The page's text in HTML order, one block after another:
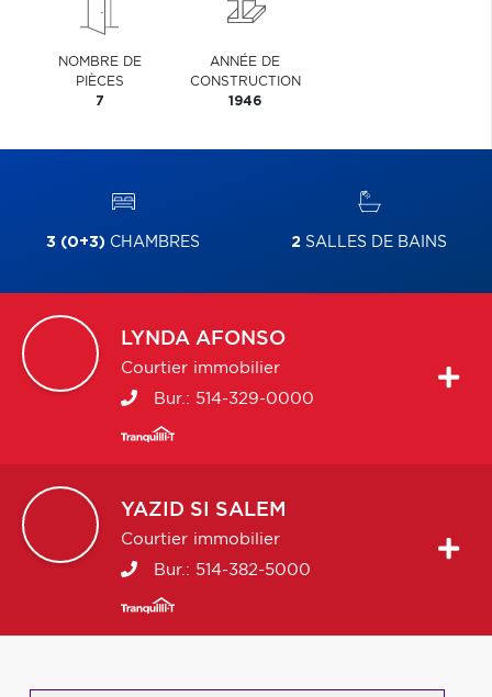
NOMBRE DE
PIÈCES
7
ANNÉE DE
CONSTRUCTION
1946
3 (0+3) CHAMBRES 2 SALLES DE BAINS
LYNDA AFONSO
Courtier immobilier
Bur.: 514-329-0000
YAZID SI SALEM
Courtier immobilier
Bur.: 514-382-5000